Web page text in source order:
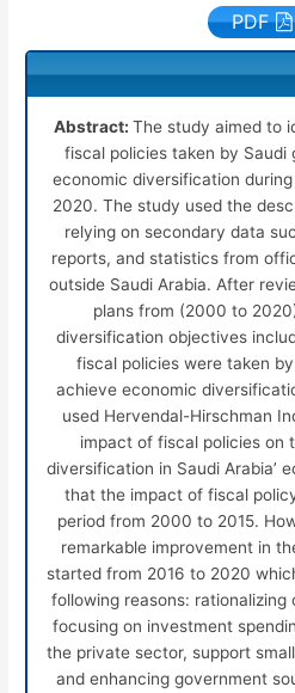
PDF
Abstract: The study aimed to
fiscal policies taken by
economic diversification
2020. The study used the
relying on secondary data
reports, and statistics from
outside Saudi Arabia. After
plans from (2000 to
diversification objectives
fiscal policies were taken
achieve economic
used Hervendal-Hirschman
impact of fiscal policies on
diversification in Saudi Arabia’
that the impact of fiscal
period from 2000 to 2015.
remarkable improvement in
started from 2016 to 2020
following reasons: rationalizing
focusing on investment
the private sector, support
and enhancing government